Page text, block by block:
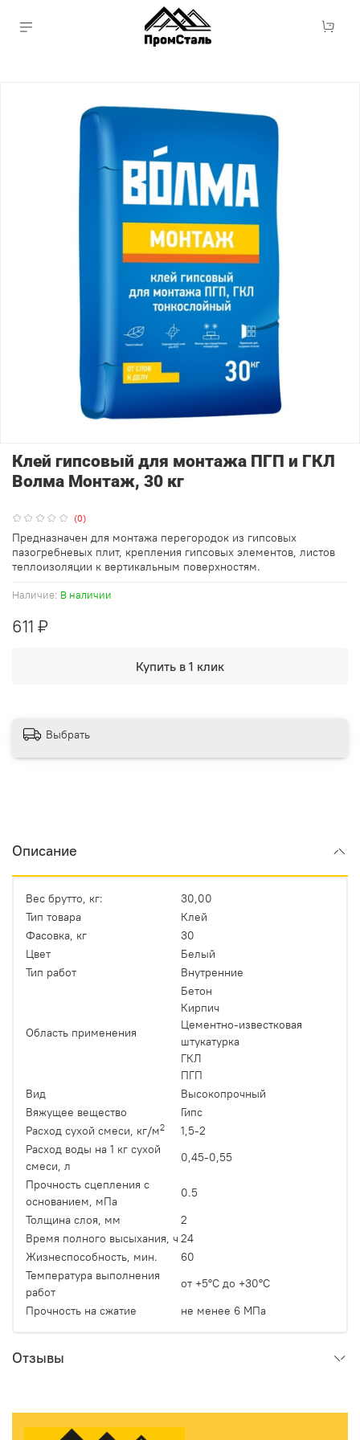
(0)
Наличие: В наличии
Клей гипсовый для монтажа ПГП и ГКЛ
Волма Монтаж, 30 кг
611 ₽
Купить в 1 клик
Предназначен для монтажа перегородок из гипсовых
пазогребневых плит, крепления гипсовых элементов, листов
теплоизоляции к вертикальным поверхностям.
Выбрать
Описание
Вес брутто, кг:
30,00
Тип товара
Клей
Фасовка, кг
30
Цвет
Белый
Тип работ
Внутренние
Область применения
Бетон
Кирпич
Цементно-известковая
штукатурка
ГКЛ
ПГП
Вид
Высокопрочный
Вяжущее вещество
Гипс
Расход сухой смеси, кг/м2
1,5-2
Расход воды на 1 кг сухой
смеси, л
0,45-0,55
Прочность сцепления с
основанием, мПа
0.5
Толщина слоя, мм
2
Время полного высыхания, ч 24
Жизнеспособность, мин.
60
Температура выполнения
работ
от +5°С до +30°С
Прочность на сжатие
не менее 6 МПа
Отзывы